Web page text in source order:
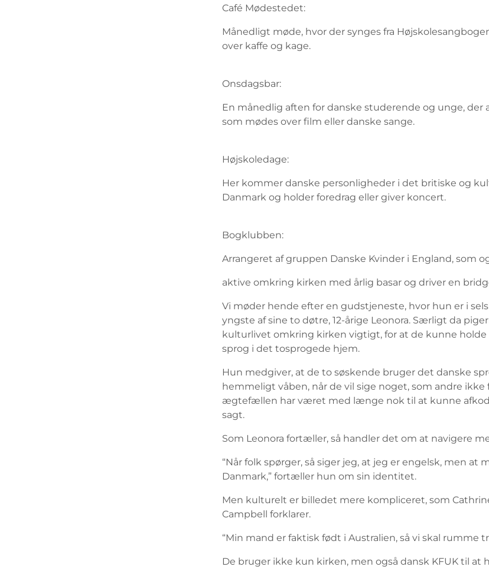
Café Mødestedet:
Månedligt møde, hvor der synges fra
over kaffe og kage.
Onsdagsbar:
En månedlig aften for danske studerende og unge, der
som mødes over film eller danske sange.
Højskoledage:
Her kommer danske personligheder i det britiske og
Danmark og holder foredrag eller giver koncert.
Bogklubben:
Arrangeret af gruppen Danske Kvinder i England, som
aktive omkring kirken med årlig basar og driver en
Vi møder hende efter en gudstjeneste, hvor hun er i
yngste af sine to døtre, 12-årige Leonora. Særligt da
kulturlivet omkring kirken vigtigt, for at de kunne holde
sprog i det tosprogede hjem.
Hun medgiver, at de to søskende bruger det danske
hemmeligt våben, når de vil sige noget, som andre ikke
ægtefællen har været med længe nok til at kunne
sagt.
Som Leonora fortæller, så handler det om at navigere
“Når folk spørger, så siger jeg, at jeg er engelsk, men at
Danmark,” fortæller hun om sin identitet.
Men kulturelt er billedet mere kompliceret, som
Campbell forklarer.
“Min mand er faktisk født i Australien, så vi skal rumme
De bruger ikke kun kirken, men også dansk KFUK til at